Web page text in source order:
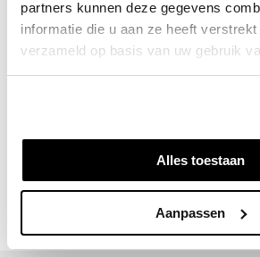
partners kunnen deze gegevens
informatie die u aan ze heeft
verzameld op basis van uw gebruik
Alles toestaan
Aanpassen
Details